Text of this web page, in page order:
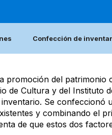
Confección de
promoción del
de Cultura y del Instituto
Se confeccionó
y combinando el
de que estos dos